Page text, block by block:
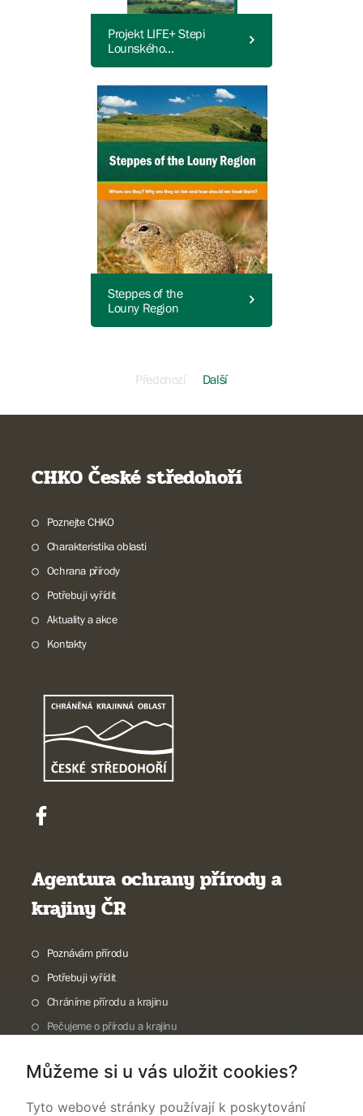
Projekt LIFE+ Stepi
Lounského
Steppes of the
Louny Region
Předchozí Další
CHKO České středohoří
Poznejte CHKO
Charakteristika oblasti
Ochrana přírody
Potřebuji vyřídit
Aktuality a akce
Kontakty
Agentura ochrany přírody a
krajiny ČR
Poznávám přírodu
Potřebuji vyřídit
Chráníme přírodu a krajinu
Pečujeme o přírodu a krajinu
O nás
Můžeme si u vás uložit cookies?
Tyto webové stránky používají k poskytování